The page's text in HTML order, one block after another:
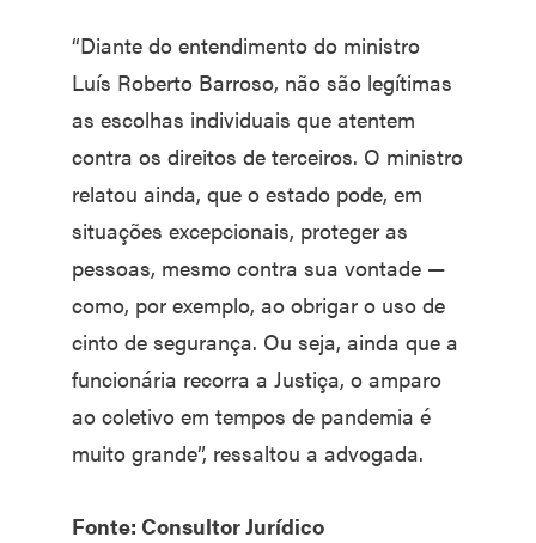
“Diante do entendimento do ministro
Luís Roberto Barroso, não são legítimas
as escolhas individuais que atentem
contra os direitos de terceiros. O ministro
relatou ainda, que o estado pode, em
situações excepcionais, proteger as
pessoas, mesmo contra sua vontade —
como, por exemplo, ao obrigar o uso de
cinto de segurança. Ou seja, ainda que a
funcionária recorra a Justiça, o amparo
ao coletivo em tempos de pandemia é
muito grande”, ressaltou a advogada.
Fonte: Consultor Jurídico